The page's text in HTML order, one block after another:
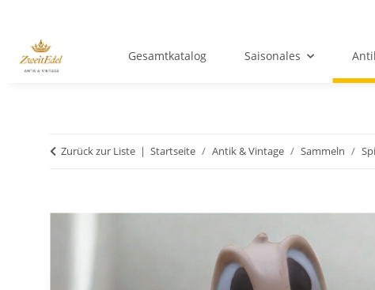
Gesamtkatalog Saisonales
Zurück zur Liste Startseite Antik & Vintage Sammeln